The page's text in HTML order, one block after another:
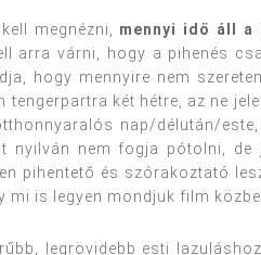
megnézni, mennyi idő áll a
arra várni, hogy a pihenés
hogy mennyire nem
tengerpartra két hétre, az ne
nap/délután/
nyilván nem fogja pótolni,
pihentető és szórakoztató
mi is legyen mondjuk film
legrövidebb esti